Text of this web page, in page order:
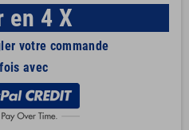
en 4 X
votre commande
avec